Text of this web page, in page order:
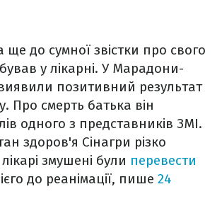
ще до сумної звістки про свого
у лікарні. У Марадони-
позитивний результат
Про смерть батька він
одного з представників ЗМІ.
здоров'я Сінагри різко
змушені були перевести
до реанімації, пише 24